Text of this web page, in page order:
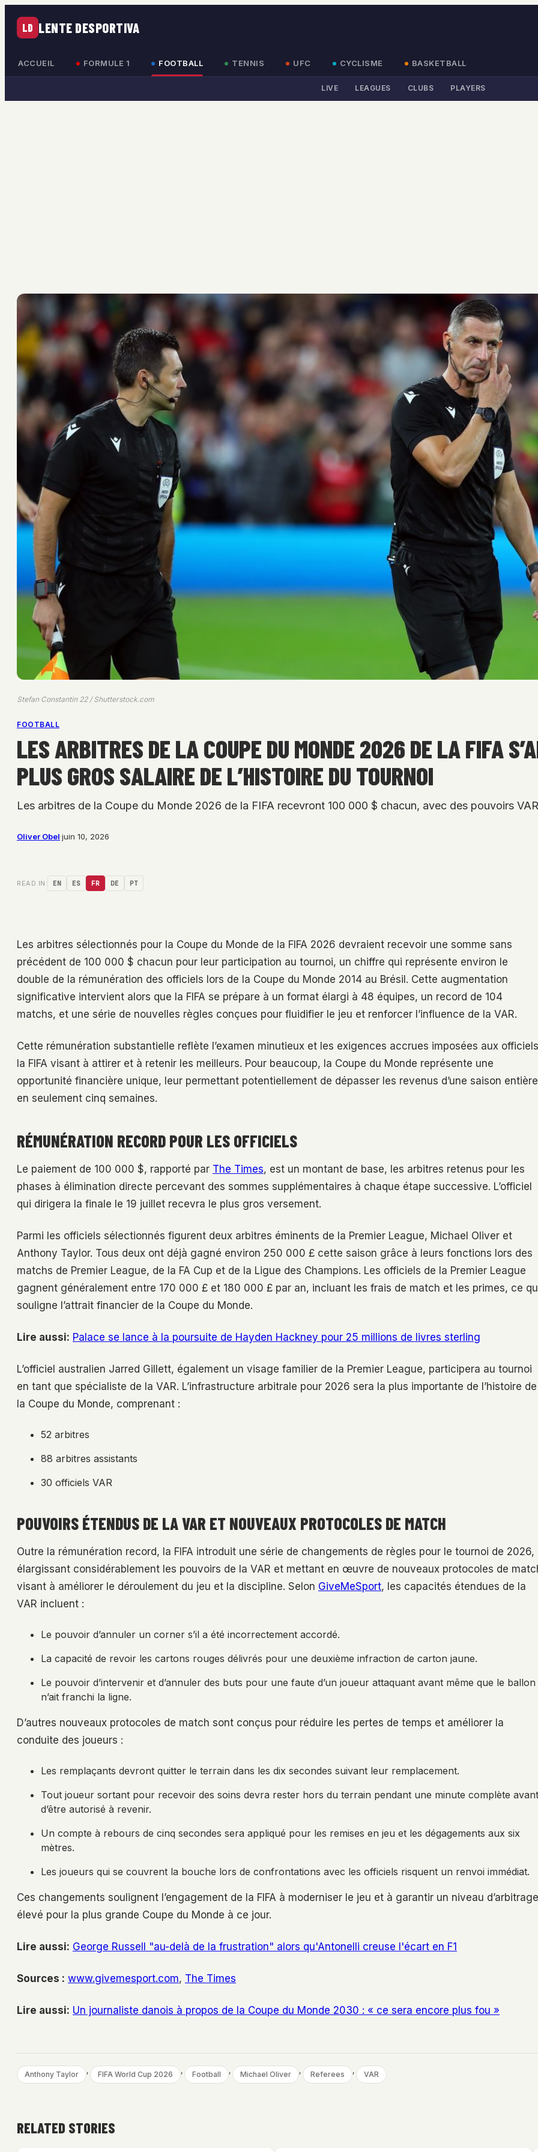
LD LENTE DESPORTIVA
ACCUEIL FORMULE 1 FOOTBALL TENNIS UFC CYCLISME BASKETBALL
LIVE LEAGUES CLUBS PLAYERS
Stefan Constantin 22 / Shutterstock.com
FOOTBALL
LES ARBITRES DE LA COUPE DU MONDE 2026 DE LA FIFA
PLUS GROS SALAIRE DE L’HISTOIRE DU TOURNOI
Les arbitres de la Coupe du Monde 2026 de la FIFA recevront 100 000 $ chacun, avec des pouvoirs
Oliver Obel·juin 10, 2026
READ IN: EN ES FR DE PT
Les arbitres sélectionnés pour la Coupe du Monde de la FIFA 2026 devraient recevoir une somme sans
précédent de 100 000 $ chacun pour leur participation au tournoi, un chiffre qui représente environ le
double de la rémunération des officiels lors de la Coupe du Monde 2014 au Brésil. Cette augmentation
significative intervient alors que la FIFA se prépare à un format élargi à 48 équipes, un record de 104
matchs, et une série de nouvelles règles conçues pour fluidifier le jeu et renforcer l’influence de la VAR.
Cette rémunération substantielle reflète l’examen minutieux et les exigences accrues imposées aux
la FIFA visant à attirer et à retenir les meilleurs. Pour beaucoup, la Coupe du Monde représente une
opportunité financière unique, leur permettant potentiellement de dépasser les revenus d’une saison entière
en seulement cinq semaines.
RÉMUNÉRATION RECORD POUR LES OFFICIELS
Le paiement de 100 000 $, rapporté par The Times, est un montant de base, les arbitres retenus pour les
phases à élimination directe percevant des sommes supplémentaires à chaque étape successive. L’officiel
qui dirigera la finale le 19 juillet recevra le plus gros versement.
Parmi les officiels sélectionnés figurent deux arbitres éminents de la Premier League, Michael Oliver et
Anthony Taylor. Tous deux ont déjà gagné environ 250 000 £ cette saison grâce à leurs fonctions lors des
matchs de Premier League, de la FA Cup et de la Ligue des Champions. Les officiels de la Premier League
gagnent généralement entre 170 000 £ et 180 000 £ par an, incluant les frais de match et les primes, ce
souligne l’attrait financier de la Coupe du Monde.
Lire aussi: Palace se lance à la poursuite de Hayden Hackney pour 25 millions de livres sterling
L’officiel australien Jarred Gillett, également un visage familier de la Premier League, participera au tournoi
en tant que spécialiste de la VAR. L’infrastructure arbitrale pour 2026 sera la plus importante de l’histoire de
la Coupe du Monde, comprenant :
52 arbitres
88 arbitres assistants
30 officiels VAR
POUVOIRS ÉTENDUS DE LA VAR ET NOUVEAUX PROTOCOLES DE MATCH
Outre la rémunération record, la FIFA introduit une série de changements de règles pour le tournoi de 2026,
élargissant considérablement les pouvoirs de la VAR et mettant en œuvre de nouveaux protocoles de
visant à améliorer le déroulement du jeu et la discipline. Selon GiveMeSport, les capacités étendues de la
VAR incluent :
Le pouvoir d’annuler un corner s’il a été incorrectement accordé.
La capacité de revoir les cartons rouges délivrés pour une deuxième infraction de carton jaune.
Le pouvoir d’intervenir et d’annuler des buts pour une faute d’un joueur attaquant avant même que le ballon
n’ait franchi la ligne.
D’autres nouveaux protocoles de match sont conçus pour réduire les pertes de temps et améliorer la
conduite des joueurs :
Les remplaçants devront quitter le terrain dans les dix secondes suivant leur remplacement.
Tout joueur sortant pour recevoir des soins devra rester hors du terrain pendant une minute complète avant
d’être autorisé à revenir.
Un compte à rebours de cinq secondes sera appliqué pour les remises en jeu et les dégagements aux six
mètres.
Les joueurs qui se couvrent la bouche lors de confrontations avec les officiels risquent un renvoi immédiat.
Ces changements soulignent l’engagement de la FIFA à moderniser le jeu et à garantir un niveau d’arbitrage
élevé pour la plus grande Coupe du Monde à ce jour.
Lire aussi: George Russell "au-delà de la frustration" alors qu'Antonelli creuse l'écart en F1
Sources : www.givemesport.com, The Times
Lire aussi: Un journaliste danois à propos de la Coupe du Monde 2030 : « ce sera encore plus fou »
Anthony Taylor , FIFA World Cup 2026 , Football , Michael Oliver , Referees , VAR
RELATED STORIES